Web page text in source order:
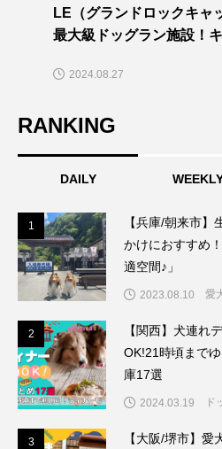
LE（グランドロックキャ
最大級ドッグラン施設！
う〜🎵」
2024.08.27
RANKING
DAILY
1
【兵庫/朝来市
かけにおすすめ
適空間♪」
2023.08.10 愛
2
【関西】犬連れ
OK!21時頃まで
庫17選
2024.03.19 ド
3
【大阪/堺市】愛